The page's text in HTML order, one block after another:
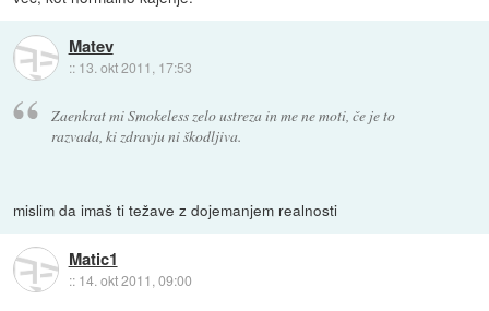
Matev
:: 13. okt 2011, 17:53
Zaenkrat mi Smokeless zelo ustreza in me ne moti, če je to
razvada, ki zdravju ni škodljiva.
mislim da imaš ti težave z dojemanjem realnosti
Matic1
:: 14. okt 2011, 09:00